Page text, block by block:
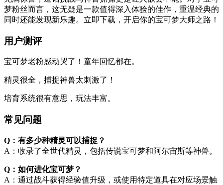
梦粉丝而言，这无疑是一款值得深入体验的佳作，重温经典的
同时还能发现新乐趣。立即下载，开启你的宝可梦大师之路！
用户测评
宝可梦老粉感动哭了！童年回忆都在。
精灵很全，捕捉神兽太刺激了！
培育系统很有意思，玩法丰富。
常见问题
Q：有多少种精灵可以捕捉？
A：收录了全世代精灵，包括传说宝可梦和阿尔宙斯等神兽。
Q：如何进化宝可梦？
A：通过战斗获得经验值升级，或使用特定道具在对应场景触